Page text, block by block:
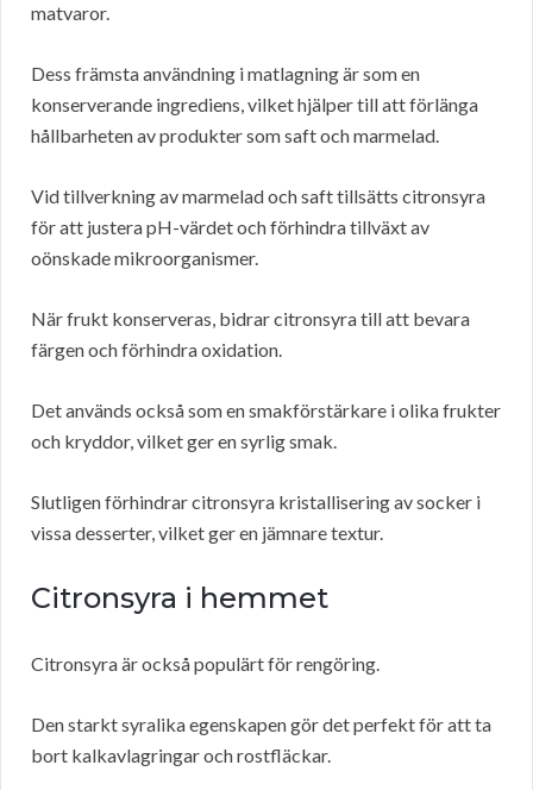
matvaror.
Dess främsta användning i matlagning är som en
konserverande ingrediens, vilket hjälper till att förlänga
hållbarheten av produkter som saft och marmelad.
Vid tillverkning av marmelad och saft tillsätts citronsyra
för att justera pH-värdet och förhindra tillväxt av
oönskade mikroorganismer.
När frukt konserveras, bidrar citronsyra till att bevara
färgen och förhindra oxidation.
Det används också som en smakförstärkare i olika frukter
och kryddor, vilket ger en syrlig smak.
Slutligen förhindrar citronsyra kristallisering av socker i
vissa desserter, vilket ger en jämnare textur.
Citronsyra i hemmet
Citronsyra är också populärt för rengöring.
Den starkt syralika egenskapen gör det perfekt för att ta
bort kalkavlagringar och rostfläckar.